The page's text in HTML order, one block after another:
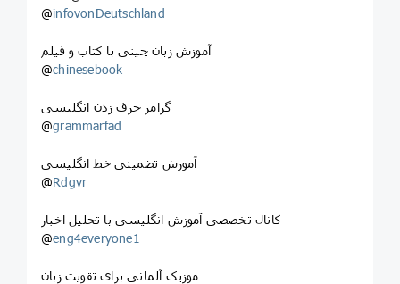
@infovonDeutschland
آموزش زبان چینی با کتاب و فیلم
@chinesebook
گرامر حرف زدن انگلیسی
@grammarfad
آموزش تضمینی خط انگلیسی
@Rdgvr
کانال تخصصی آموزش انگلیسی با تحلیل اخبار
@eng4everyone1
موزیک آلمانی برای تقویت زبان